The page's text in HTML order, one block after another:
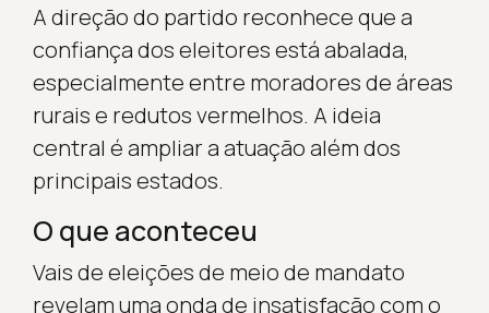
A direção do partido reconhece que a
confiança dos eleitores está abalada,
especialmente entre moradores de áreas
rurais e redutos vermelhos. A ideia
central é ampliar a atuação além dos
principais estados.
O que aconteceu
Vais de eleições de meio de mandato
revelam uma onda de insatisfação com o